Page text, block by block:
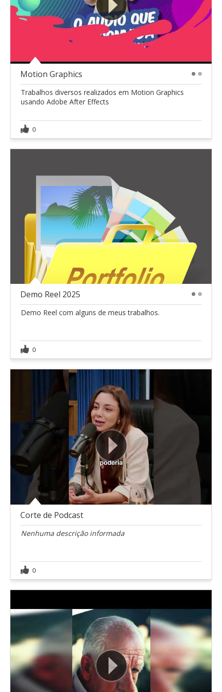
Motion Graphics
Trabalhos diversos realizados em Motion Graphics
usando Adobe After Effects
0
Demo Reel 2025
Demo Reel com alguns de meus trabalhos.
0
Corte de Podcast
Nenhuma descrição informada
0